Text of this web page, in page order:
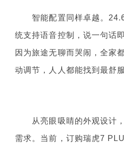
智能配置同样卓越。24.6
统支持语音控制，说一句话
因为旅途无聊而哭闹，全家
动调节，人人都能找到最舒
从亮眼吸睛的外观设计，
需求。当前，订购瑞虎7